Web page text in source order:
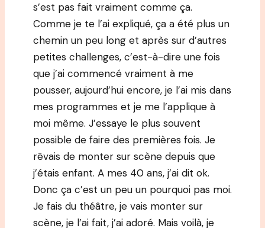
s’est pas fait vraiment comme ça.
Comme je te l’ai expliqué, ça a été plus un
chemin un peu long et après sur d’autres
petites challenges, c’est-à-dire une fois
que j’ai commencé vraiment à me
pousser, aujourd’hui encore, je l’ai mis dans
mes programmes et je me l’applique à
moi même. J’essaye le plus souvent
possible de faire des premières fois. Je
rêvais de monter sur scène depuis que
j’étais enfant. A mes 40 ans, j’ai dit ok.
Donc ça c’est un peu un pourquoi pas moi.
Je fais du théâtre, je vais monter sur
scène, je l’ai fait, j’ai adoré. Mais voilà, je